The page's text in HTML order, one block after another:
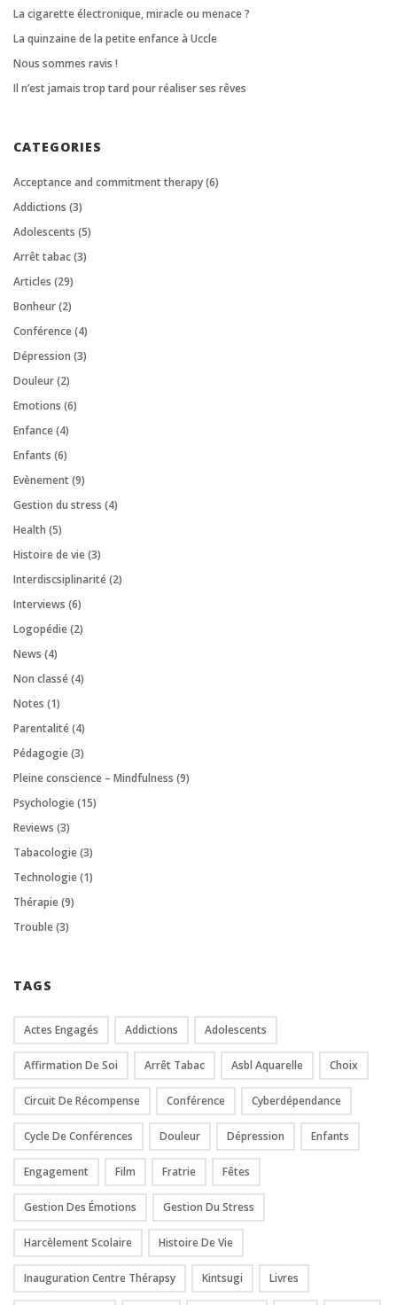
La cigarette électronique, miracle ou menace ?
La quinzaine de la petite enfance à Uccle
Nous sommes ravis !
Il n’est jamais trop tard pour réaliser ses rêves
CATEGORIES
Acceptance and commitment therapy(6)
Addictions (3)
Adolescents (5)
Arrêt tabac(3)
Articles (29)
Bonheur(2)
Conférence(4)
Dépression (3)
Douleur(2)
Emotions (6)
Enfance(4)
Enfants (6)
Evènement(9)
Gestion du stress (4)
Health (5)
Histoire de vie(3)
Interdiscsiplinarité(2)
Interviews (6)
Logopédie(2)
News (4)
Non classé(4)
Notes (1)
Parentalité(4)
Pédagogie(3)
Pleine conscience – Mindfulness (9)
Psychologie(15)
Reviews (3)
Tabacologie(3)
Technologie(1)
Thérapie(9)
Trouble(3)
TAGS
Actes Engagés Addictions Adolescents
Affirmation De Soi Arrêt Tabac Asbl Aquarelle Choix
Circuit De Récompense Conférence Cyberdépendance
Cycle De Conférences Douleur Dépression Enfants
Engagement Film Fratrie Fêtes
Gestion Des Émotions Gestion Du Stress
Harcèlement Scolaire Histoire De Vie
Inauguration Centre Thérapsy Kintsugi Livres